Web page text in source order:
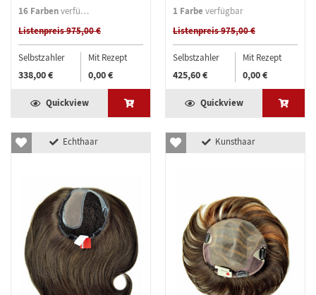
16 Farbenverfügbar
Listenpreis 975,00 €
Selbstzahler
338,00 €
Mit Rezept
0,00 €
Quickview
1 Farbeverfügbar
Listenpreis 975,00 €
Selbstzahler
425,60 €
Mit Rezept
0,00 €
Quickview
Echthaar Kunsthaar